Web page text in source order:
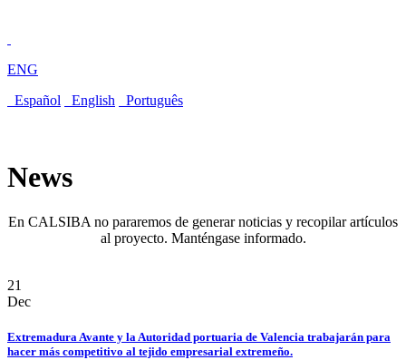
ENG
Español
English Português
News
En CALSIBA no pararemos de generar noticias y recopilar artículos
al proyecto. Manténgase informado.
21
Dec
Extremadura Avante y la Autoridad portuaria de Valencia trabajarán para
hacer más competitivo al tejido empresarial extremeño.